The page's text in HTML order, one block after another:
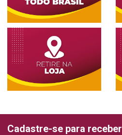
Cadastre-se para